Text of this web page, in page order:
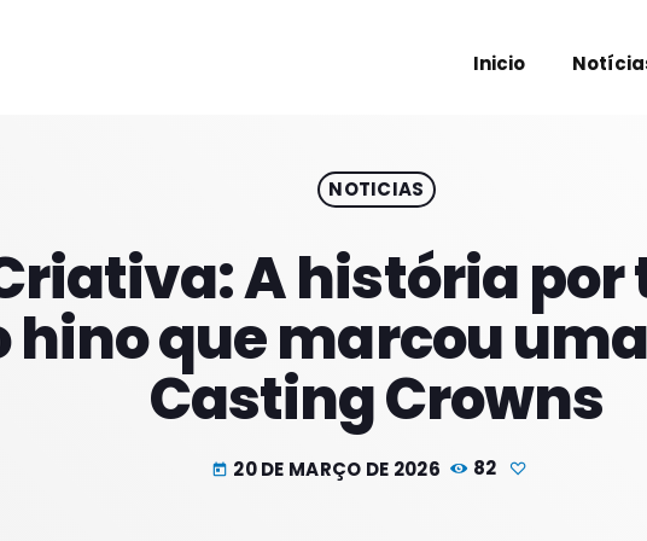
Inicio
NOTICIAS
A história por
hino que marcou
Casting Crowns
today 20 DE MARÇO DE 2026 82